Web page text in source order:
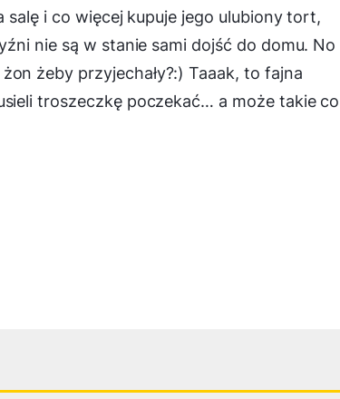
i co więcej kupuje jego ulubiony tort,
nie są w stanie sami dojść do domu. No
żeby przyjechały?:) Taaak, to fajna
troszeczkę poczekać… a może takie